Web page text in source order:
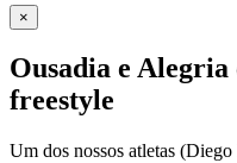
×
Ousadia e
freestyle
Um dos nossos atletas